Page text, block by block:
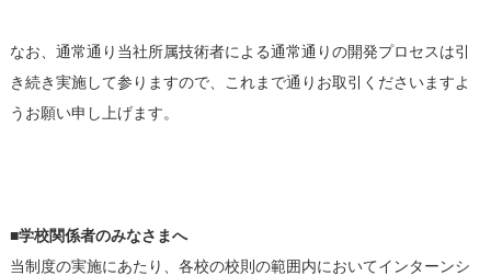
なお、通常通り当社所属技術者による通常通りの開発プロセスは引
き続き実施して参りますので、これまで通りお取引くださいますよ
うお願い申し上げます。
■学校関係者のみなさまへ
当制度の実施にあたり、各校の校則の範囲内においてインターンシ